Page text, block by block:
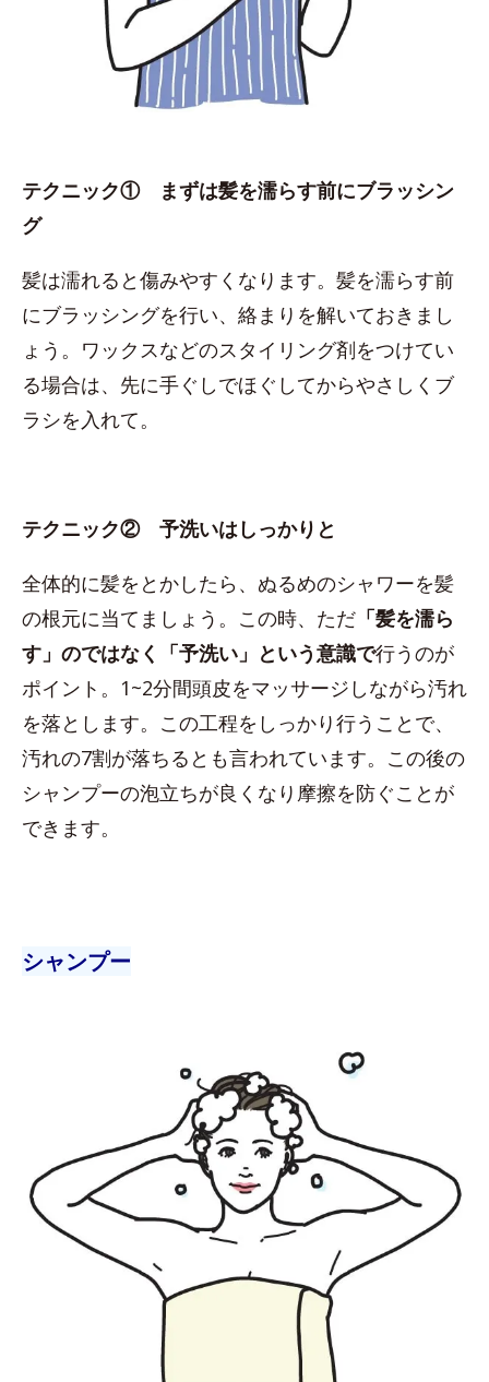
テクニック① まずは髪を濡らす前にブラッシン
グ
髪は濡れると傷みやすくなります。髪を濡らす前
にブラッシングを行い、絡まりを解いておきまし
ょう。ワックスなどのスタイリング剤をつけてい
る場合は、先に手ぐしでほぐしてからやさしくブ
ラシを入れて。
テクニック② 予洗いはしっかりと
全体的に髪をとかしたら、ぬるめのシャワーを髪
の根元に当てましょう。この時、ただ 「髪を濡ら
す」のではなく「予洗い」という意識で行うのが
ポイント。1~2分間頭皮をマッサージしながら汚れ
を落とします。この工程をしっかり行うことで、
汚れの7割が落ちるとも言われています。この後の
シャンプーの泡立ちが良くなり摩擦を防ぐことが
できます。
シャンプー